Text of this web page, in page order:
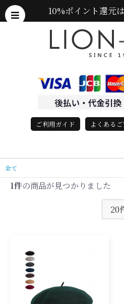
10%ポイント還元
ご利用ガイド よくある
全て
1件の商品が見つかりました